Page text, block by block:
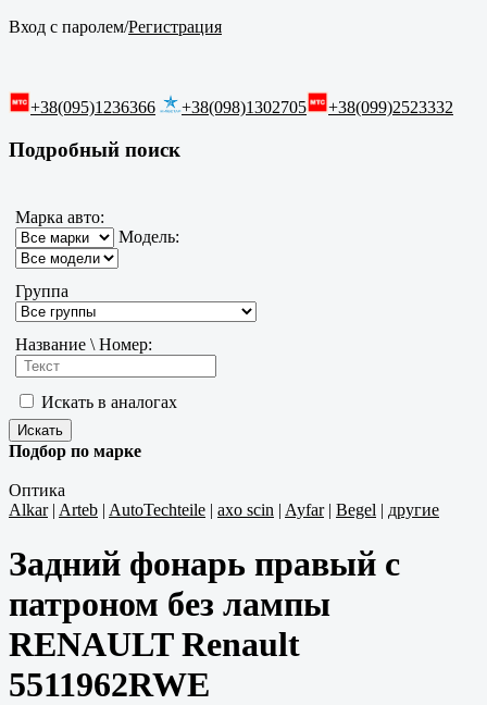
Вход с паролем/Регистрация
+38(095)1236366 +38(098)1302705 +38(099)2523332
Подробный поиск
Марка авто:
Модель:
Группа
Название \ Номер:
Искать в аналогах
Подбор по марке
Оптика
Alkar| Arteb | AutoTechteile | axo scin | Ayfar| Begel | другие
Задний фонарь правый с
патроном без лампы
RENAULT Renault
5511962RWE